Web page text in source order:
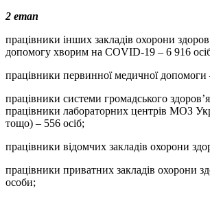
2 етап
працівники інших закладів охорони
допомогу хворим на COVID-19 – 6 916
працівники первинної медичної допомоги
працівники системи громадського
працівники лабораторних центрів МОЗ
тощо) – 556 осіб;
працівники відомчих закладів охорони
працівники приватних закладів охорони
особи;